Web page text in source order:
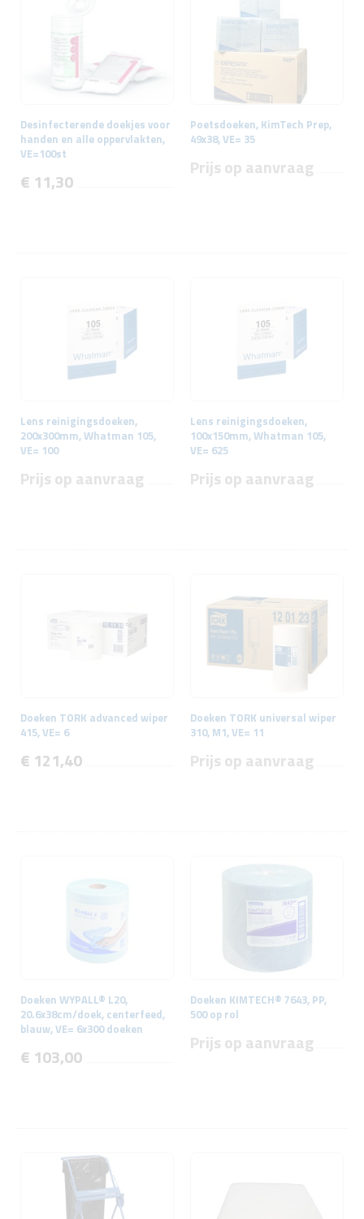
Desinfecterende doekjes voor
handen en alle oppervlakten,
VE=100st
€ 11,30
Poetsdoeken, KimTech Prep,
49x38, VE= 35
Prijs op aanvraag
Lens reinigingsdoeken,
200x300mm, Whatman 105,
VE= 100
Prijs op aanvraag
Lens reinigingsdoeken,
100x150mm, Whatman 105,
VE= 625
Prijs op aanvraag
Doeken TORK advanced wiper
415, VE= 6
€ 121,40
Doeken TORK universal wiper
310, M1, VE= 11
Prijs op aanvraag
Doeken WYPALL® L20,
20.6x38cm/doek, centerfeed,
blauw, VE= 6x300 doeken
€ 103,00
Doeken KIMTECH® 7643, PP,
500 op rol
Prijs op aanvraag